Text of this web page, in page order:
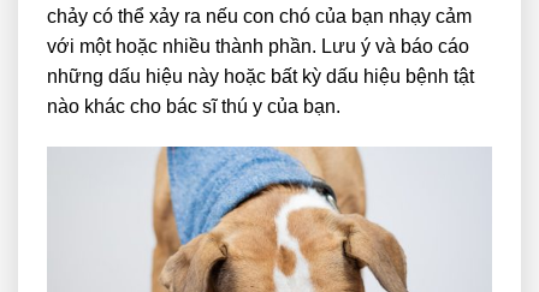
chảy có thể xảy ra nếu con chó của bạn nhạy cảm
với một hoặc nhiều thành phần. Lưu ý và báo cáo
những dấu hiệu này hoặc bất kỳ dấu hiệu bệnh tật
nào khác cho bác sĩ thú y của bạn.